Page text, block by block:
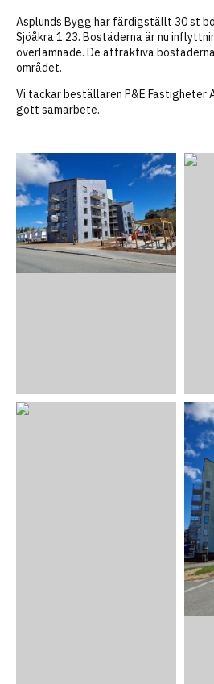
Asplunds Bygg har färdigställt 30 st
Sjöåkra 1:23. Bostäderna är nu
överlämnade. De attraktiva
området.
Vi tackar beställaren P&E
gott samarbete.